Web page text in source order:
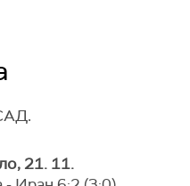
21. 11.